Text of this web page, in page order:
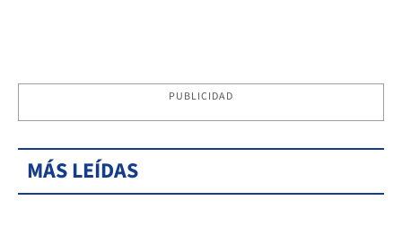
PUBLICIDAD
MÁS LEÍDAS